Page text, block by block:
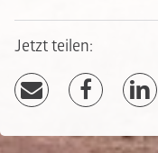
Jetzt teilen: